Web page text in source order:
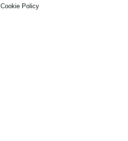
Cookie Policy